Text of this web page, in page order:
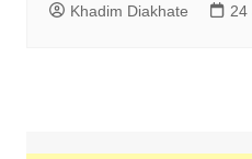
Khadim Diakhate 24